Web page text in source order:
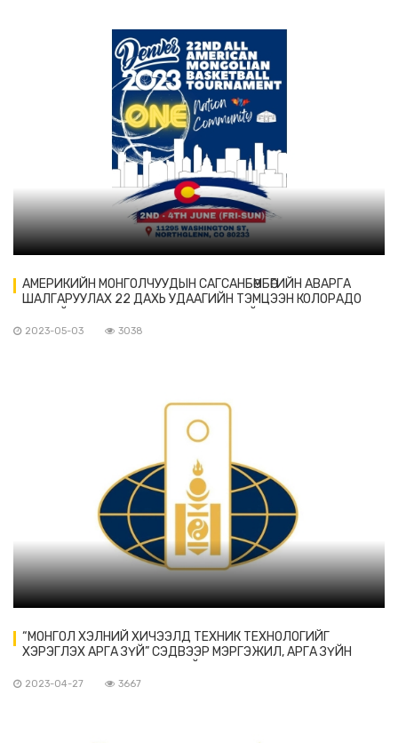
АМЕРИКИЙН MОНГОЛЧУУДЫН САГСАНБӨМБӨГИЙН АВАРГА
ШАЛГАРУУЛАХ 22 ДАХЬ УДААГИЙН ТЭМЦЭЭН КОЛОРАДО
2023-05-03 3038
“МОНГОЛ ХЭЛНИЙ ХИЧЭЭЛД ТЕХНИК ТЕХНОЛОГИЙГ
ХЭРЭГЛЭХ АРГА ЗҮЙ” СЭДВЭЭР МЭРГЭЖИЛ, АРГА ЗҮЙН
2023-04-27 3667